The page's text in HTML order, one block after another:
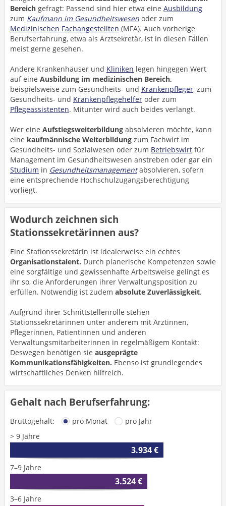
Bereich gefragt: Passend sind hier etwa eine Ausbildung
zum Kaufmann im Gesundheitswesen oder zum
Medizinischen Fachangestellten (MFA). Auch vorherige
Berufserfahrung, etwa als Arztsekretär, ist in diesen Fällen
meist gerne gesehen.
Andere Krankenhäuser und Kliniken legen hingegen Wert
auf eine Ausbildung im medizinischen Bereich,
beispielsweise zum Gesundheits- und Krankenpfleger, zum
Gesundheits- und Krankenpflegehelfer oder zum
Pflegeassistenten. Mitunter wird auch beides verlangt.
Wer eine Aufstiegsweiterbildung absolvieren möchte, kann
eine kaufmännische Weiterbildung zum Fachwirt im
Gesundheits- und Sozialwesen oder zum Betriebswirt für
Management im Gesundheitswesen anstreben oder gar ein
Studium in Gesundheitsmanagementabsolvieren, sofern
eine entsprechende Hochschulzugangsberechtigung
vorliegt.
Wodurch zeichnen sich
Stationssekretärinnen aus?
Eine Stationssekretärin ist idealerweise ein echtes
Organisationstalent. Durch planerische Kompetenzen sowie
eine sorgfältige und gewissenhafte Arbeitsweise gelingt es
ihr so, die Anforderungen ihrer Verwaltungsposition zu
erfüllen. Notwendig ist zudem absolute Zuverlässigkeit.
Aufgrund ihrer Schnittstellenrolle stehen
Stationssekretärinnen unter anderem mit Ärztinnen,
Pflegerinnen, Patientinnen und anderen
Verwaltungsmitarbeiterinnen in regelmäßigem Kontakt:
Deswegen benötigen sie ausgeprägte
Kommunikationsfähigkeiten. Ebenso ist grundlegendes
wirtschaftliches Denken hilfreich.
Gehalt nach Berufserfahrung:
Bruttogehalt: pro Monat
pro Jahr
> 9 Jahre
3.934 €
7–9 Jahre
3.524 €
3–6 Jahre